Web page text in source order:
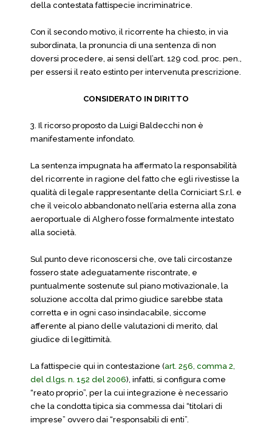
della contestata fattispecie incriminatrice.
Con il secondo motivo, il ricorrente ha chiesto, in via
subordinata, la pronuncia di una sentenza di non
doversi procedere, ai sensi dell’art. 129 cod. proc. pen.,
per essersi il reato estinto per intervenuta prescrizione.
CONSIDERATO IN DIRITTO
3. Il ricorso proposto da Luigi Baldecchi non è
manifestamente infondato.
La sentenza impugnata ha affermato la responsabilità
del ricorrente in ragione del fatto che egli rivestisse la
qualità di legale rappresentante della Corniciart S.r.l. e
che il veicolo abbandonato nell’aria esterna alla zona
aeroportuale di Alghero fosse formalmente intestato
alla società.
Sul punto deve riconoscersi che, ove tali circostanze
fossero state adeguatamente riscontrate, e
puntualmente sostenute sul piano motivazionale, la
soluzione accolta dal primo giudice sarebbe stata
corretta e in ogni caso insindacabile, siccome
afferente al piano delle valutazioni di merito, dal
giudice di legittimità.
La fattispecie qui in contestazione (art. 256, comma 2,
del d.lgs. n. 152 del 2006), infatti, si configura come
“reato proprio”, per la cui integrazione è necessario
che la condotta tipica sia commessa dai “titolari di
imprese” ovvero dai “responsabili di enti”.